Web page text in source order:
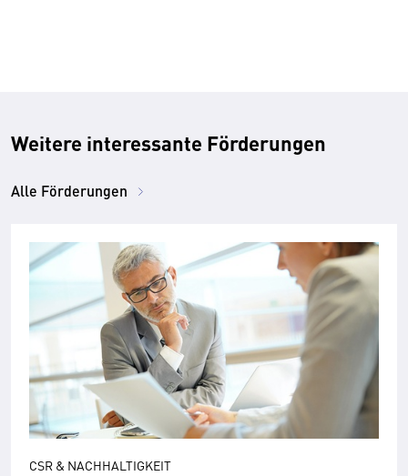
Weitere interessante Förderungen
Alle Förderungen
CSR & NACHHALTIGKEIT